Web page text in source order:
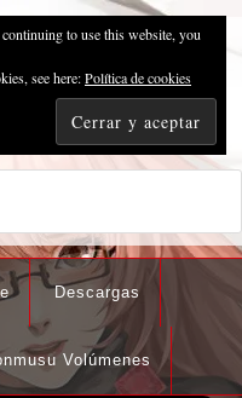
what I do best isn't very
Descargas
Volúmenes
to use this website, you
see here:Política de cookies